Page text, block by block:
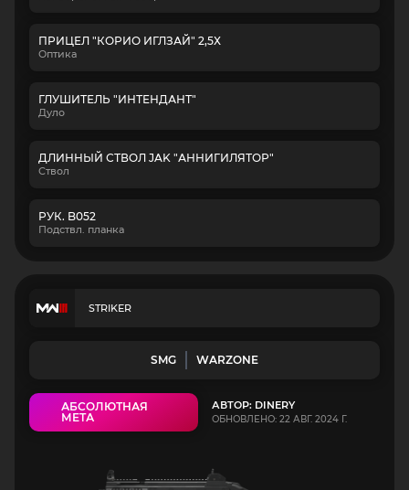
ПРИЦЕЛ "КОРИО ИГЛЗАЙ" 2,5Х
Оптика
ГЛУШИТЕЛЬ "ИНТЕНДАНТ"
Дуло
ДЛИННЫЙ СТВОЛ JAK "АННИГИЛЯТОР"
Ствол
РУК. B052
Подствл. планка
STRIKER
SMG WARZONE
АБСОЛЮТНАЯ
МЕТА
АВТОР: DINERY
ОБНОВЛЕНО: 22 АВГ. 2024 Г.